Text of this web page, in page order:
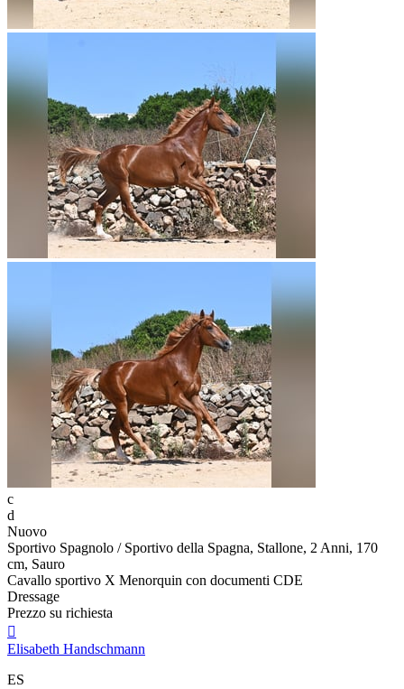
c
d
Nuovo
Sportivo Spagnolo / Sportivo della Spagna, Stallone, 2 Anni, 170
cm, Sauro
Cavallo sportivo X Menorquin con documenti CDE
Dressage
Prezzo su richiesta

Elisabeth Handschmann
ES